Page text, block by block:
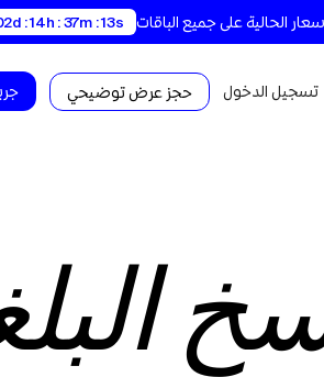
: 14h : 37m : 12s
تسجيل الدخول حجز عرض توضيحي